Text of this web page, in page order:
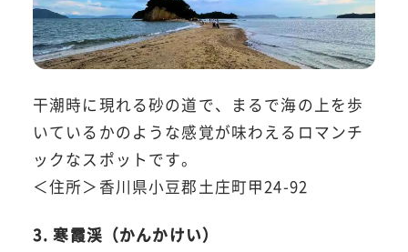
干潮時に現れる砂の道で、まるで海の上を歩
いているかのような感覚が味わえるロマンチ
ックなスポットです。
＜住所＞香川県小豆郡土庄町甲24-92
3. 寒霞渓（かんかけい）